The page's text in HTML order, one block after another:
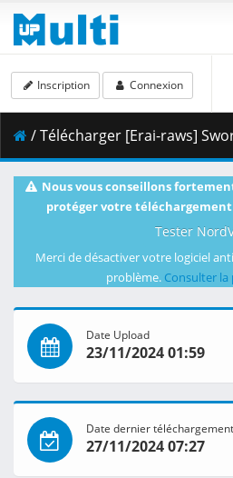
Inscription Connexion
/ Télécharger [Erai-raws] Sword Art Online Alternative - Gun Gale Online II - 08 [1080p CR WEBRip HEVC
Nous vous conseillons
protéger votre
Tester
Merci de désactiver votre logiciel
problème. Consulter
Date Upload
23/11/2024 01:59
Date dernier téléchargement
27/11/2024 07:27